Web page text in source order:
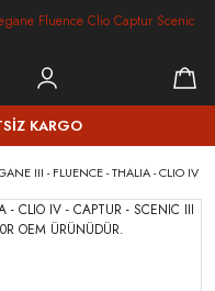
KARGO
III - FLUENCE - THALIA - CLIO IV